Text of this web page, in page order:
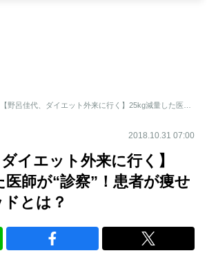
【野呂佳代、ダイエット外来に行く】25kg減量した医師が“診察”！患者が痩せる簡単メソッドとは？
2018.10.31 07:00
ダイエット外来に行く】
師が“診察”！患者が痩せ
とは？